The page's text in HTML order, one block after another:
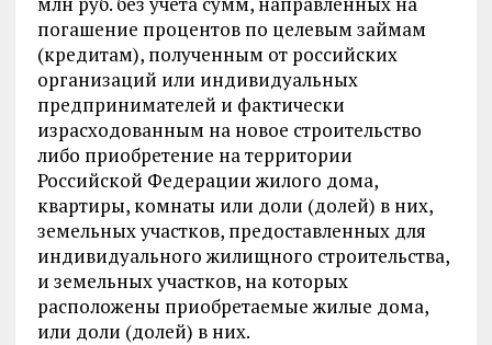
погашение процентов по целевым займам
(кредитам), полученным от российских
организаций или индивидуальных
предпринимателей и фактически
израсходованным на новое строительство
либо приобретение на территории
Российской Федерации жилого дома,
квартиры, комнаты или доли (долей) в них,
земельных участков, предоставленных для
индивидуального жилищного строительства,
и земельных участков, на которых
расположены приобретаемые жилые дома,
или доли (долей) в них.